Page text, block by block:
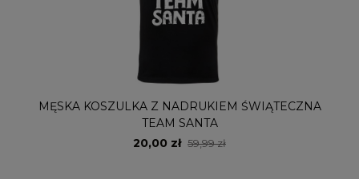
MĘSKA KOSZULKA Z NADRUKIEM ŚWIĄTECZNA
TEAM SANTA
20,00 zł 59,99 zł